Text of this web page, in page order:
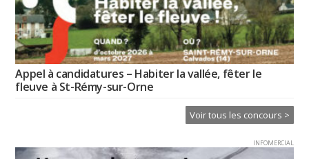
Appel à candidatures – Habiter la vallée, fêter le
fleuve à St-Rémy-sur-Orne
Voir tous les concours >
INFOMERCIAL